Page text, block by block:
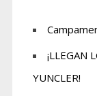
¡LLEGAN
YUNCLER!